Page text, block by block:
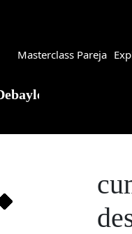
Masterclass Pareja
en W, lunes a